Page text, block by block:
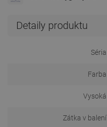
Detaily produktu
Séria
Farba
Vysoká
Zátka v balení